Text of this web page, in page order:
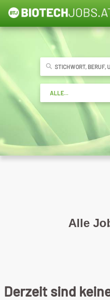
Alle
Derzeit sind